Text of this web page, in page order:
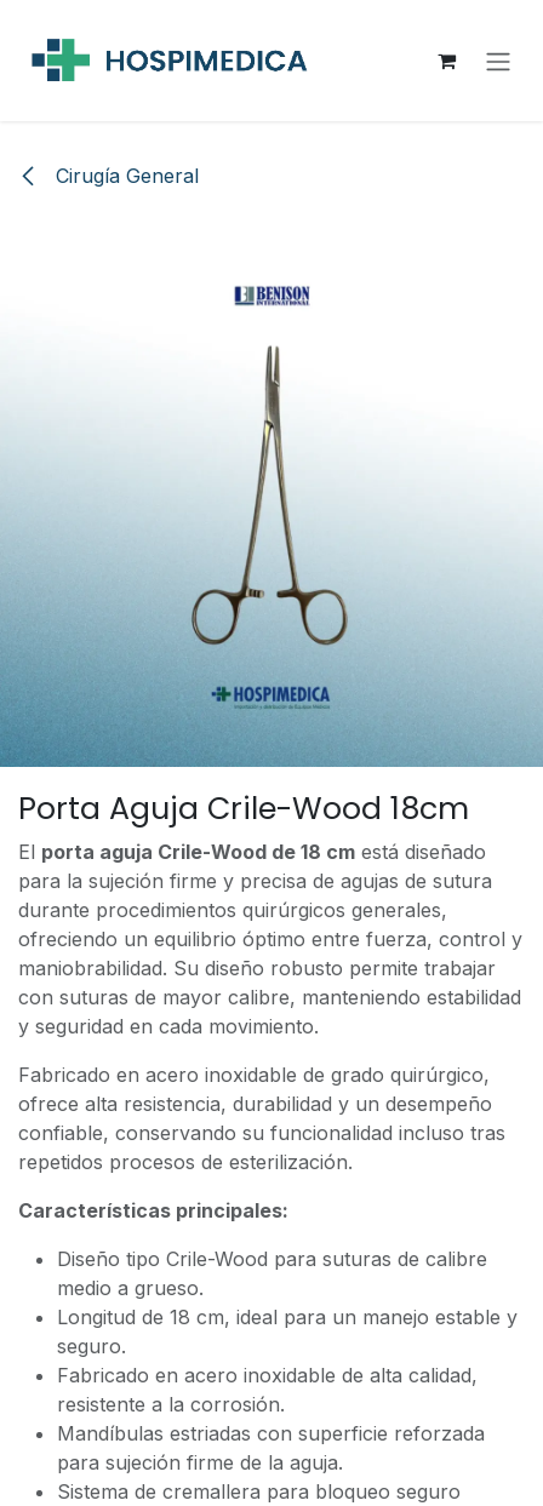
Cirugía General
Porta Aguja Crile-Wood 18cm
El porta aguja Crile-Wood de 18 cm está diseñado
para la sujeción firme y precisa de agujas de sutura
durante procedimientos quirúrgicos generales,
ofreciendo un equilibrio óptimo entre fuerza, control y
maniobrabilidad. Su diseño robusto permite trabajar
con suturas de mayor calibre, manteniendo estabilidad
y seguridad en cada movimiento.
Fabricado en acero inoxidable de grado quirúrgico,
ofrece alta resistencia, durabilidad y un desempeño
confiable, conservando su funcionalidad incluso tras
repetidos procesos de esterilización.
Características principales:
Diseño tipo Crile-Wood para suturas de calibre
medio a grueso.
Longitud de 18 cm, ideal para un manejo estable y
seguro.
Fabricado en acero inoxidable de alta calidad,
resistente a la corrosión.
Mandíbulas estriadas con superficie reforzada
para sujeción firme de la aguja.
Sistema de cremallera para bloqueo seguro